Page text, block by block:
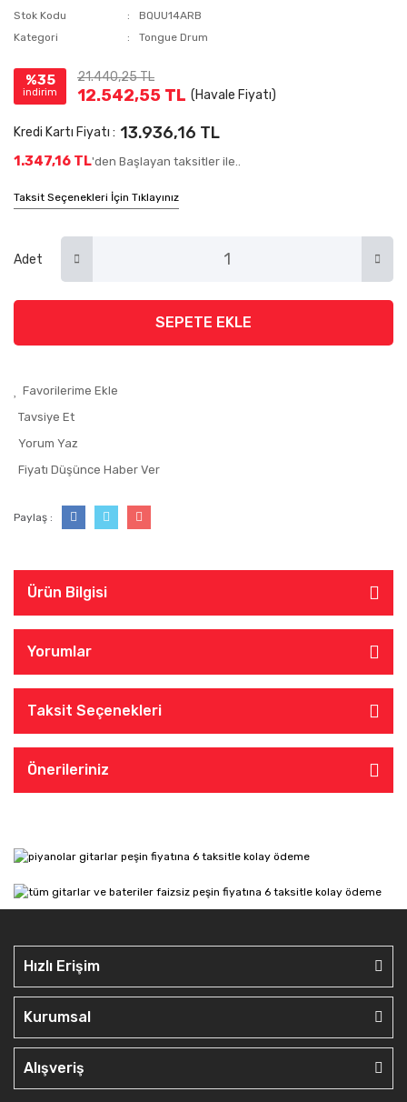
Stok Kodu
BQUU14ARB
Kategori
Tongue Drum
%35
indirim
21.440,25 TL
12.542,55 TL (Havale Fiyatı)
Kredi Kartı Fiyatı : 13.936,16 TL
1.347,16 TL'den Başlayan taksitler ile..
Taksit Seçenekleri İçin Tıklayınız
Adet
SEPETE EKLE
Tavsiye Et
Yorum Yaz
Fiyatı Düşünce Haber Ver
Paylaş :
Ürün Bilgisi
Yorumlar
Taksit Seçenekleri
Önerileriniz
Hızlı Erişim
Kurumsal
Alışveriş